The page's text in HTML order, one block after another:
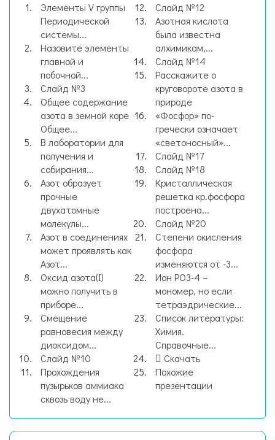
Элементы V группы
Периодической
системы...
Назовите элементы
главной и
побочной...
Слайд №3
Общее содержание
азота в земной коре
Общее...
В лаборатории для
получения и
собирания...
Азот образует
прочные
двухатомные
молекулы...
Азот в соединениях
может проявлять как
Азот...
Оксид азота(I)
можно получить в
приборе...
Смещение
равновесия между
диоксидом...
Слайд №10
Прохождения
пузырьков аммиака
сквозь воду не...
Слайд №12
Азотная кислота
была известна
алхимикам,...
Слайд №14
Расскажите о
круговороте азота в
природе
«Фосфор» по-
гречески означает
«светоносный»...
Слайд №17
Слайд №18
Кристаллическая
решетка кр.фосфора
построена...
Слайд №20
Степени окисления
фосфора
изменяются от -3...
Ион РО3-4 –
мономер, но если
тетраэдрические...
Список литературы:
Химия.
Справочные...
Скачать
Похожие
презентации